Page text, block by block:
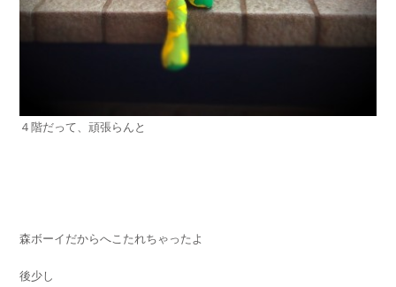
４階だって、頑張らんと
森ボーイだからへこたれちゃったよ
後少し